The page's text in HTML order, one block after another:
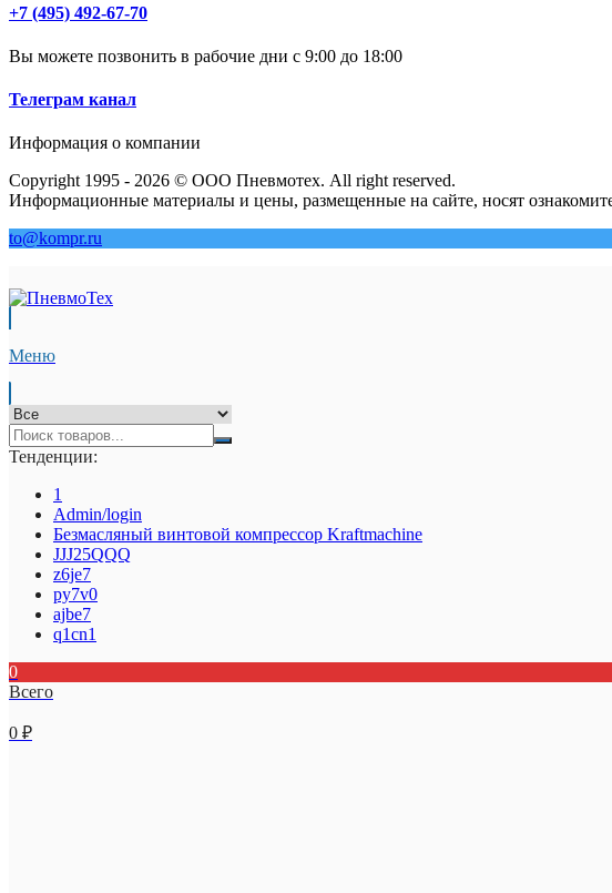
+7 (495) 492-67-70
Вы можете позвонить в рабочие дни с 9:00 до 18:00
Телеграм канал
Информация о компании
Copyright 1995 - 2026 © ООО Пневмотех. All right reserved.
Информационные материалы и цены, размещенные на сайте, носят
to@kompr.ru
Меню
Тенденции:
1
Admin/login
Безмасляный винтовой компрессор Kraftmaсhine
JJJ25QQQ
z6je7
py7v0
ajbe7
q1cn1
0
Всего
0 ₽